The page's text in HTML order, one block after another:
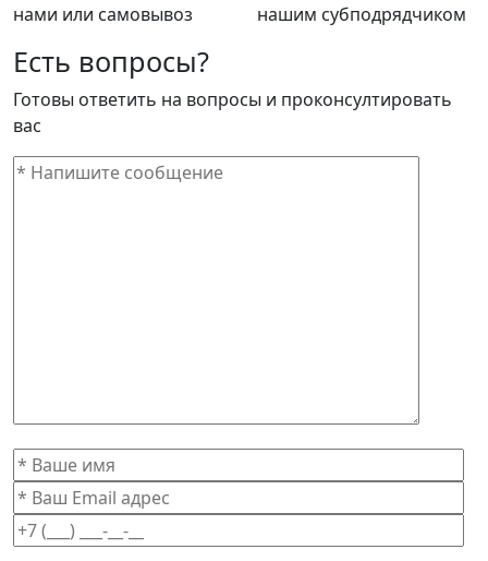
нами или самовывоз
нашим субподрядчиком
Есть вопросы?
Готовы ответить на вопросы и проконсултировать
вас